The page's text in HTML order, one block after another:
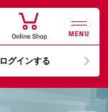
MENU
ログインする